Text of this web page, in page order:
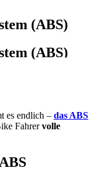
(ABS)
(ABS)
es endlich – das ABS
Fahrervolle